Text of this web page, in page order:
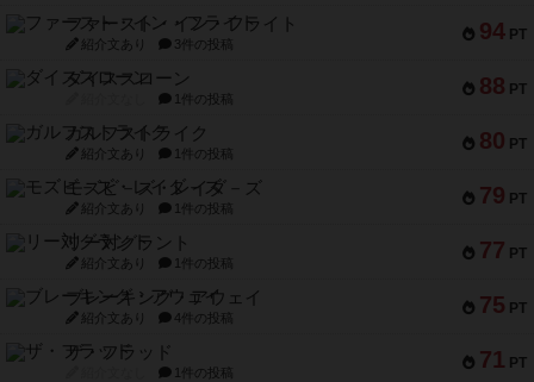
94 PT
ファースト・イン・フライト
紹介文あり 3件の投稿
88 PT
ダイススローン
1件の投稿
80 PT
ガルフストライク
紹介文あり 1件の投稿
79 PT
モズビ－ズ・レイダ－ズ
紹介文あり 1件の投稿
77 PT
リー対グラント
紹介文あり 1件の投稿
75 PT
ブレーキング・アウェイ
紹介文あり 4件の投稿
71 PT
ザ・フラッド
1件の投稿